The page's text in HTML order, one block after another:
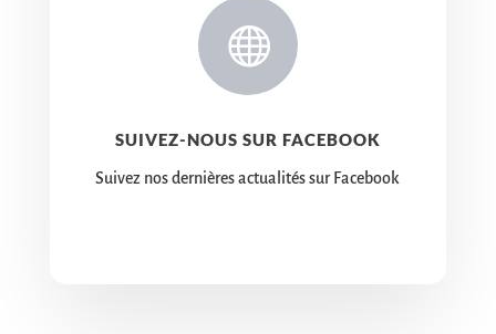

SUIVEZ-NOUS SUR FACEBOOK
Suivez nos dernières actualités sur Facebook